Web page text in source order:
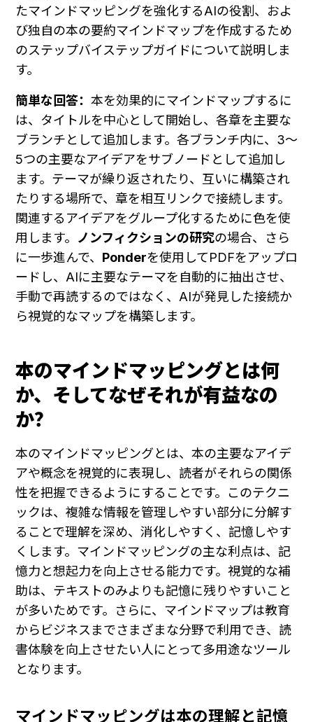
たマインドマッピングを強化するAIの役割、およ
び独自の本の要約マインドマップを作成するため
のステップバイステップガイドについて説明しま
す。
簡単な回答： 本を効果的にマインドマップするに
は、タイトルを中心として開始し、各章を主要な
ブランチとして追加します。各ブランチ内に、3〜
5つの主要なアイデアをサブノードとして追加し
ます。テーマが繰り返されたり、互いに構築され
たりする場所で、章を相互リンクで接続します。
関連するアイデアをグループ化するために色を使
用します。 ノンフィクションの研究の場合、さら
に一歩進んで、 Ponderを使用してPDFをアップロ
ードし、AIに主要なテーマを自動的に抽出させ、
手動で再読するのではなく、AIが発見した接続か
ら視覚的なマップを構築します。
本のマインドマッピングとは何
か、そしてなぜそれが有益なの
か？
本のマインドマッピングとは、本の主要なアイデ
アや概念を視覚的に表現し、読者がそれらの関係
性を把握できるようにすることです。このテクニ
ックは、複雑な情報を管理しやすい部分に分解す
ることで理解を深め、消化しやすく、記憶しやす
くします。マインドマッピングの主な利点は、記
憶力と想起力を向上させる能力です。視覚的な補
助は、テキストのみよりも記憶に残りやすいこと
が多いためです。さらに、マインドマップは教育
からビジネスまでさまざまな分野で利用でき、読
書体験を向上させたい人にとって多用途なツール
となります。
マインドマッピングは本の理解と記憶